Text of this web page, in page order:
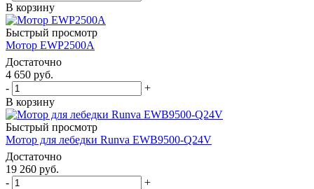
В корзину
Быстрый просмотр
Мотор EWP2500A
Достаточно
4 650 руб.
-
+
В корзину
Быстрый просмотр
Мотор для лебедки Runva EWB9500-Q24V
Достаточно
19 260 руб.
-
+